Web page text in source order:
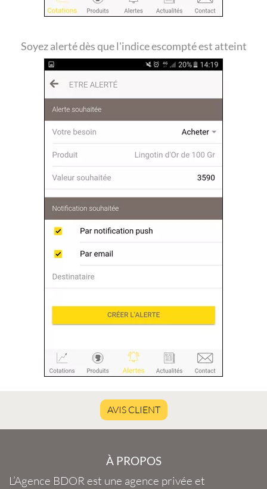
Soyez alerté dès que l'indice escompté est atteint
AVIS CLIENT
À PROPOS
L’Agence BDOR est une agence privée et